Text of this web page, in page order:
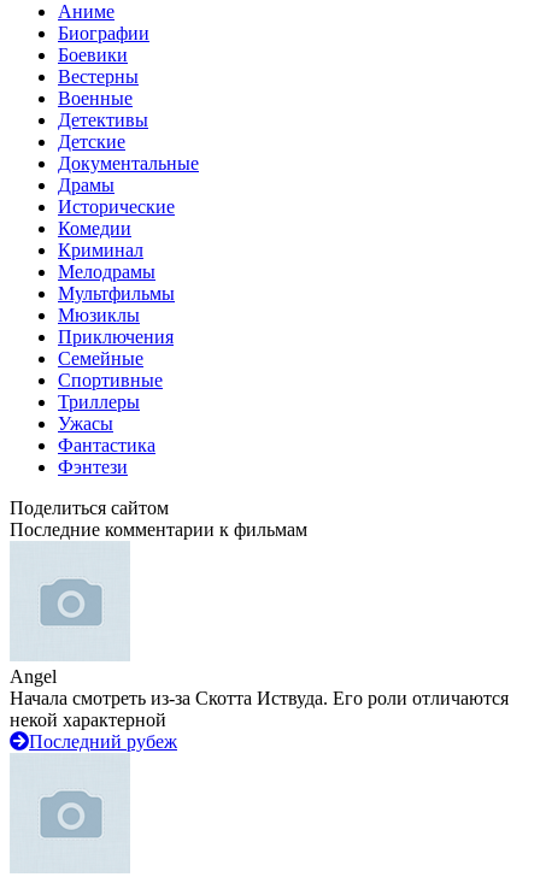
Аниме
Биографии
Боевики
Вестерны
Военные
Детективы
Детские
Документальные
Драмы
Исторические
Комедии
Криминал
Мелодрамы
Мультфильмы
Мюзиклы
Приключения
Семейные
Спортивные
Триллеры
Ужасы
Фантастика
Фэнтези
Поделиться сайтом
Последние комментарии к фильмам
Angel
Начала смотреть из-за Скотта Иствуда. Его роли отличаются
некой характерной
Последний рубеж